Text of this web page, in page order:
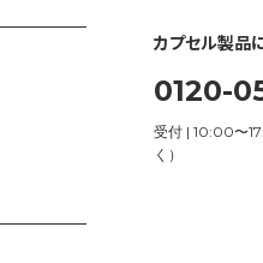
カプセル製品
0120-
受付 | 10:00〜
く）